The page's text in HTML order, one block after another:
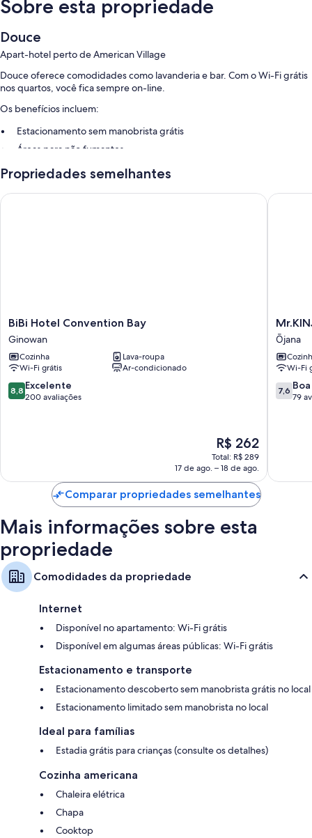
Sobre esta propriedade
Douce
Apart-hotel perto de American Village
Douce oferece comodidades como lavanderia e bar. Com o Wi-Fi grátis
nos quartos, você fica sempre on-line.
Os benefícios incluem:
Estacionamento sem manobrista grátis
Áreas para não fumantes
As avaliações positivas dos hóspedes mencionam as condições
gerais da propriedade.
Características do quarto
Propriedades semelhantes
BiBi
Hotel
Convention
Bay
Ginowan
BiBi Hotel Convention Bay
Ginowan
Cozinha
Lava-roupa
Wi-Fi grátis
Ar-condicionado
8.8
de
8,8 Excelente
200 avaliações
O
preço
é
R$ 262
R$ 262
Total: R$ 289
17 de ago. – 18 de ago.
BiBi Hotel Convention Bay
in
Ōjana
Ōjana
Wi-Fi
7.6
de
7,6 Boa
79
Comparar propriedades semelhantes
Mais informações sobre esta
propriedade
Comodidades da propriedade
Internet
Disponível no apartamento: Wi-Fi grátis
Disponível em algumas áreas públicas: Wi-Fi grátis
Estacionamento e transporte
Estacionamento descoberto sem manobrista grátis no local
Estacionamento limitado sem manobrista no local
Ideal para famílias
Estadia grátis para crianças (consulte os detalhes)
Cozinha americana
Chaleira elétrica
Chapa
Cooktop